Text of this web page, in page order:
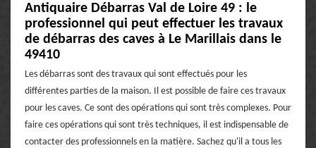
Antiquaire Débarras Val de Loire 49 : le
professionnel qui peut effectuer les travaux
de débarras des caves à Le Marillais dans le
49410
Les débarras sont des travaux qui sont effectués pour les
différentes parties de la maison. Il est possible de faire ces travaux
pour les caves. Ce sont des opérations qui sont très complexes. Pour
faire ces opérations qui sont très techniques, il est indispensable de
contacter des professionnels en la matière. Sachez qu'il a tous les